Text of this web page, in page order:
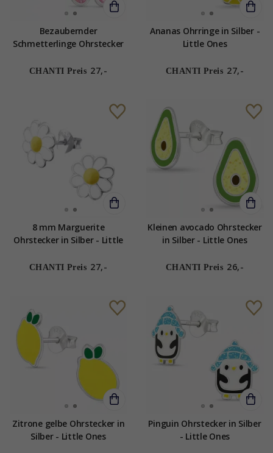
Bezaubernder
Schmetterlinge Ohrstecker
CHANTI Preis 27,-
Ananas Ohrringe in Silber -
Little Ones
CHANTI Preis 27,-
8 mm Marguerite
Ohrstecker in Silber - Little
CHANTI Preis 27,-
Kleinen avocado Ohrstecker
in Silber - Little Ones
CHANTI Preis 26,-
Zitrone gelbe Ohrstecker in
Silber - Little Ones
Pinguin Ohrstecker in Silber
- Little Ones